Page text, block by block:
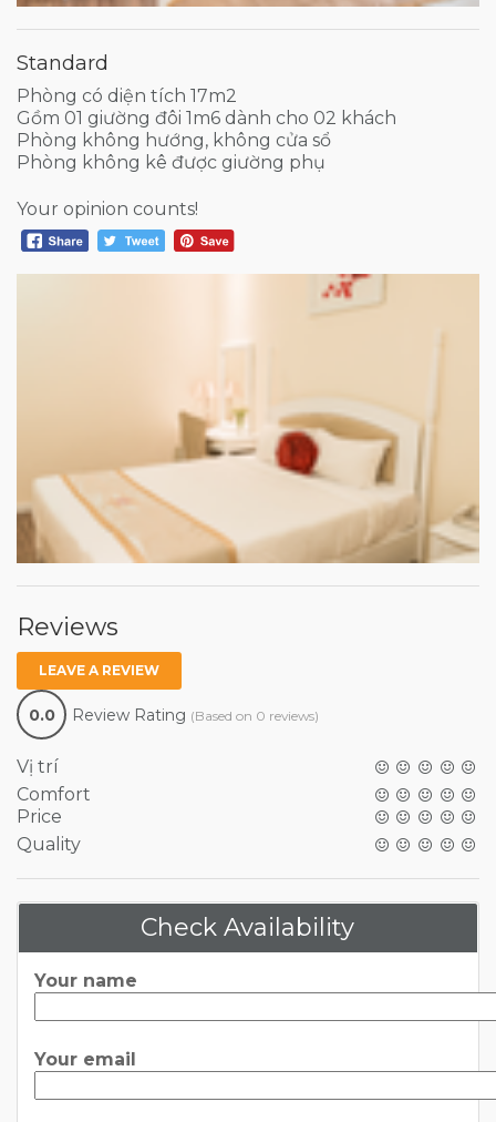
Standard
Phòng có diện tích 17m2
Gồm 01 giường đôi 1m6 dành cho 02 khách
Phòng không hướng, không cửa sổ
Phòng không kê được giường phụ
Your opinion counts!
Reviews
LEAVE A REVIEW
0.0 Review Rating (Based on 0 reviews)
Vị trí
Comfort
Price
Quality
Check Availability
Your name
Your email